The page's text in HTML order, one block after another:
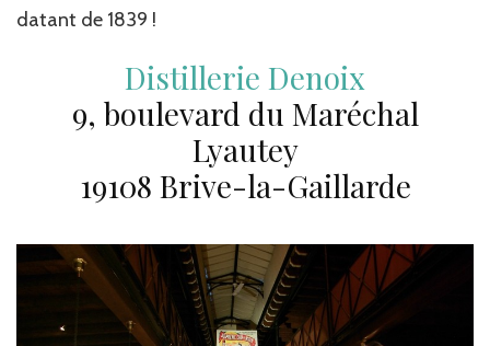
datant de 1839 !
Distillerie Denoix
9, boulevard du Maréchal
Lyautey
19108 Brive-la-Gaillarde